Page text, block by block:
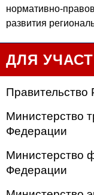
нормативно-
развития
ДЛЯ
Правительство
Министерство
Федерации
Министерство
Федерации